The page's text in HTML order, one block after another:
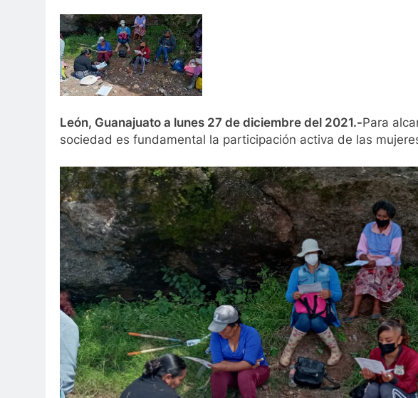
León, Guanajuato a lunes 27 de diciembre del 2021.-Para
sociedad es fundamental la participación activa de las